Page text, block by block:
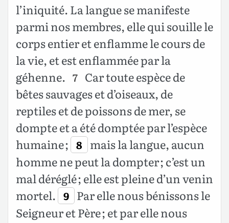
l’iniquité. La langue se manifeste
parmi nos membres, elle qui souille le
corps entier et enflamme le cours de
la vie, et est enflammée par la
géhenne. 7 Car toute espèce de
bêtes sauvages et d’oiseaux, de
reptiles et de poissons de mer, se
dompte et a été domptée par l’espèce
humaine ; 8 mais la langue, aucun
homme ne peut la dompter ; c’est un
mal déréglé ; elle est pleine d’un venin
mortel. 9 Par elle nous bénissons le
Seigneur et Père ; et par elle nous